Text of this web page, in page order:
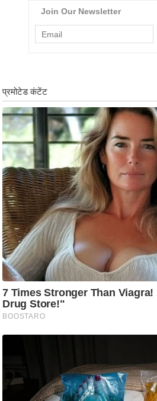
k
i
n
g
N
e
w
s
ला
इ
फ
स्टा
इ
ल
टे
क्नॉ
ब्यू